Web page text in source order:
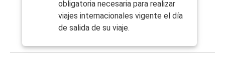
obligatoria necesaria para realizar
viajes internacionales vigente el día
de salida de su viaje.